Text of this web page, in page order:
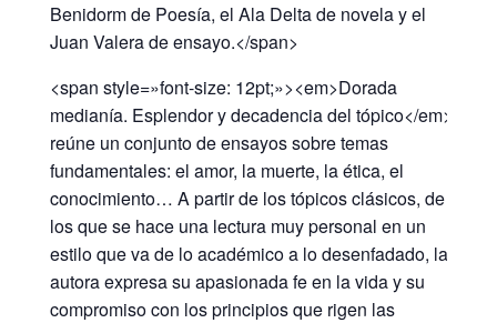
Benidorm de Poesía, el Ala Delta de novela y el
Juan Valera de ensayo.</span>
<span style=»font-size: 12pt;»><em>Dorada
medianía. Esplendor y decadencia del tópico</em>
reúne un conjunto de ensayos sobre temas
fundamentales: el amor, la muerte, la ética, el
conocimiento… A partir de los tópicos clásicos, de
los que se hace una lectura muy personal en un
estilo que va de lo académico a lo desenfadado, la
autora expresa su apasionada fe en la vida y su
compromiso con los principios que rigen las